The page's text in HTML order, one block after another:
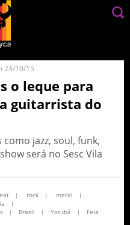
23/10/15
o leque para
guitarrista do
jazz, soul, funk,
será no Sesc Vila
| rock | metal
|
|
| Brasil | Yorubá |
Fela